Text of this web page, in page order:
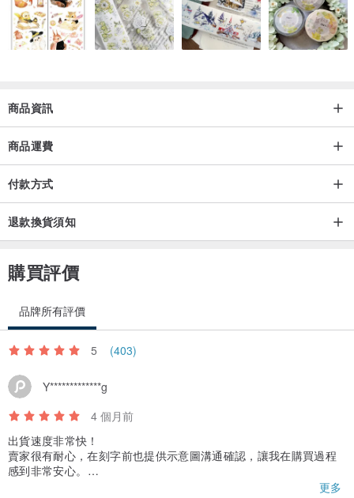
商品資訊
商品運費
付款方式
退款換貨須知
購買評價
品牌所有評價
5 (403)
Y*************g
4 個月前
出貨速度非常快！
賣家很有耐心，在刻字前也提供示意圖溝通確認，讓我在購買過程
感到非常安心。
實品細節精緻，包裝也完整，是非常愉快的購物經驗，之後有送禮
更多